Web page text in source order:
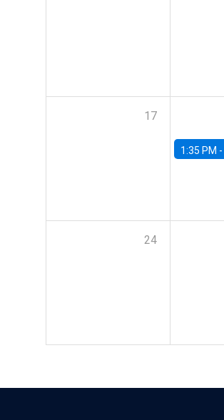
17
1:35 PM -
24